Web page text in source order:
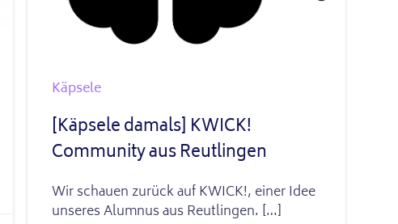
Käpsele
[Käpsele damals] KWICK!
Community aus Reutlingen
Wir schauen zurück auf KWICK!, einer Idee
unseres Alumnus aus Reutlingen. […]